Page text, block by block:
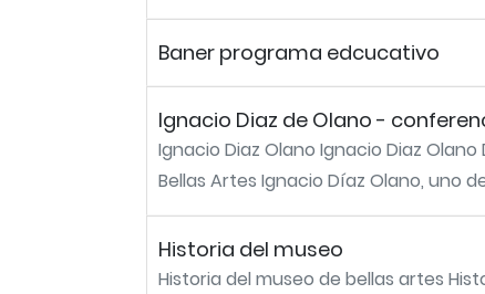
Baner programa edcucativo
Ignacio Diaz de Olano -
Ignacio Diaz Olano Ignacio Diaz
Bellas Artes Ignacio Díaz Olano, uno
Historia del museo
Historia del museo de bellas artes